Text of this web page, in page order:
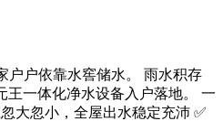
户户依靠水窖储水。 雨水积存
一体化净水设备入户落地。 一
大忽小，全屋出水稳定充沛 ✅